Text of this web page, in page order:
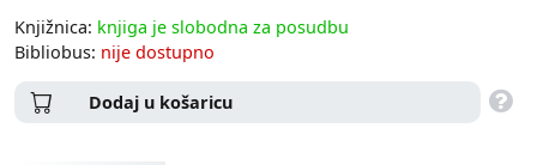
Knjižnica: knjiga je slobodna za posudbu
Bibliobus: nije dostupno
Dodaj u košaricu